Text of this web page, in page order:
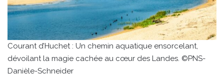
Courant d’Huchet : Un chemin aquatique ensorcelant,
dévoilant la magie cachée au cœur des Landes. ©PNS-
Danièle-Schneider